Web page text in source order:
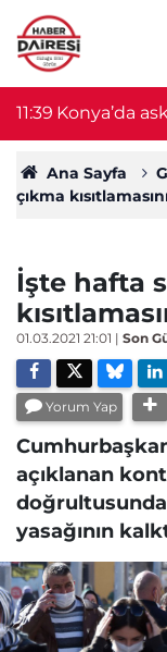
11:39 Konya’da
Bozdemir
Ana Sayfa
çıkma
İşte hafta
01.03.2021 21:01 | Son
Yorum Yap
açıklanan
yasağının